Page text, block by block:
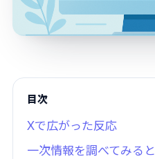
目次
Xで広がった反応
一次情報を調べてみると